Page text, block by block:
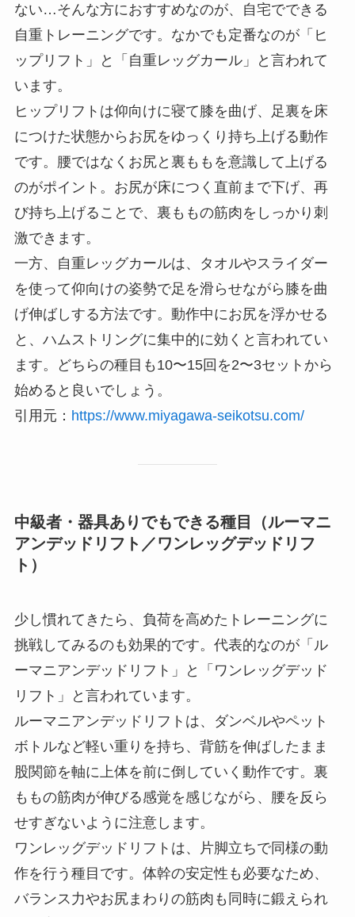
ない…そんな方におすすめなのが、自宅でできる
自重トレーニングです。なかでも定番なのが「ヒ
ップリフト」と「自重レッグカール」と言われて
います。
ヒップリフトは仰向けに寝て膝を曲げ、足裏を床
につけた状態からお尻をゆっくり持ち上げる動作
です。腰ではなくお尻と裏ももを意識して上げる
のがポイント。お尻が床につく直前まで下げ、再
び持ち上げることで、裏ももの筋肉をしっかり刺
激できます。
一方、自重レッグカールは、タオルやスライダー
を使って仰向けの姿勢で足を滑らせながら膝を曲
げ伸ばしする方法です。動作中にお尻を浮かせる
と、ハムストリングに集中的に効くと言われてい
ます。どちらの種目も10〜15回を2〜3セットから
始めると良いでしょう。
引用元： https://www.miyagawa-seikotsu.com/
中級者・器具ありでもできる種目（ルーマニ
アンデッドリフト／ワンレッグデッドリフ
ト）
少し慣れてきたら、負荷を高めたトレーニングに
挑戦してみるのも効果的です。代表的なのが「ル
ーマニアンデッドリフト」と「ワンレッグデッド
リフト」と言われています。
ルーマニアンデッドリフトは、ダンベルやペット
ボトルなど軽い重りを持ち、背筋を伸ばしたまま
股関節を軸に上体を前に倒していく動作です。裏
ももの筋肉が伸びる感覚を感じながら、腰を反ら
せすぎないように注意します。
ワンレッグデッドリフトは、片脚立ちで同様の動
作を行う種目です。体幹の安定性も必要なため、
バランス力やお尻まわりの筋肉も同時に鍛えられ